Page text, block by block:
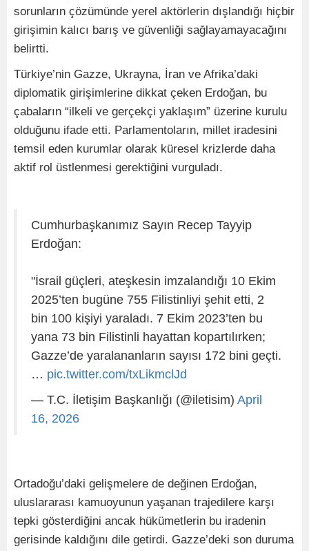
sorunların çözümünde yerel aktörlerin dışlandığı hiçbir
girişimin kalıcı barış ve güvenliği sağlayamayacağını
belirtti.
Türkiye’nin Gazze, Ukrayna, İran ve Afrika’daki
diplomatik girişimlerine dikkat çeken Erdoğan, bu
çabaların “ilkeli ve gerçekçi yaklaşım” üzerine kurulu
olduğunu ifade etti. Parlamentoların, millet iradesini
temsil eden kurumlar olarak küresel krizlerde daha
aktif rol üstlenmesi gerektiğini vurguladı.
Cumhurbaşkanımız Sayın Recep Tayyip
Erdoğan:
"İsrail güçleri, ateşkesin imzalandığı 10 Ekim
2025’ten bugüne 755 Filistinliyi şehit etti, 2
bin 100 kişiyi yaraladı. 7 Ekim 2023’ten bu
yana 73 bin Filistinli hayattan kopartılırken;
Gazze’de yaralananların sayısı 172 bini geçti.
… pic.twitter.com/txLikmclJd
— T.C. İletişim Başkanlığı (@iletisim) April
16, 2026
Ortadoğu’daki gelişmelere de değinen Erdoğan,
uluslararası kamuoyunun yaşanan trajedilere karşı
tepki gösterdiğini ancak hükümetlerin bu iradenin
gerisinde kaldığını dile getirdi. Gazze’deki son duruma